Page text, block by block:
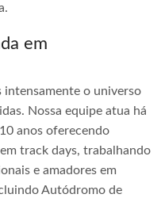
em
intensamente o universo
Nossa equipe atua há
anos oferecendo
track days, trabalhando
e amadores em
Autódromo de